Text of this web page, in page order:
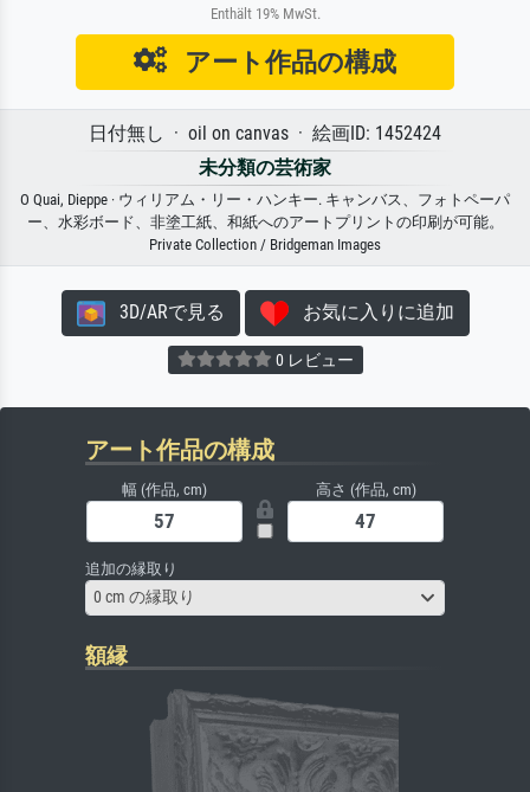
Enthält 19% MwSt.
アート作品の構成
日付無し · oil on canvas · 絵画ID: 1452424
未分類の芸術家
O Quai, Dieppe · ウィリアム・リー・ハンキー. キャンバス、フォトペーパ
ー、水彩ボード、非塗工紙、和紙へのアートプリントの印刷が可能。
Private Collection / Bridgeman Images
3D/ARで見る お気に入りに追加
0 レビュー
アート作品の構成
幅 (作品, cm) 高さ (作品, cm)
追加の縁取り
0 cm の縁取り
額縁